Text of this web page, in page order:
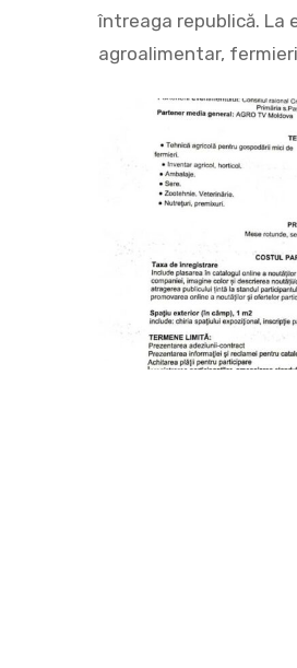
întreaga republică. La
agroalimentar,